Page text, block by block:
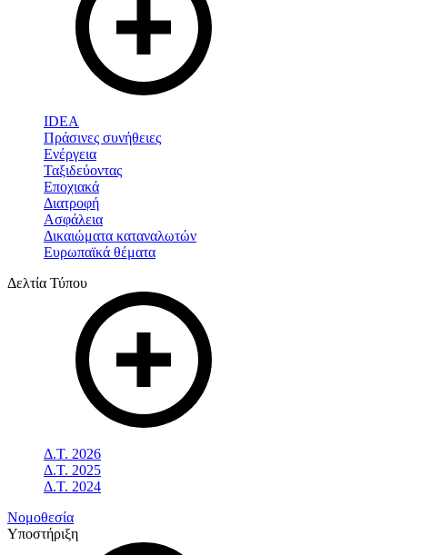
IDEA
Πράσινες συνήθειες
Ενέργεια
Ταξιδεύοντας
Εποχιακά
Διατροφή
Ασφάλεια
Δικαιώματα καταναλωτών
Ευρωπαϊκά θέματα
Δελτία Τύπου
Δ.Τ. 2026
Δ.Τ. 2025
Δ.Τ. 2024
Νομοθεσία
Υποστήριξη